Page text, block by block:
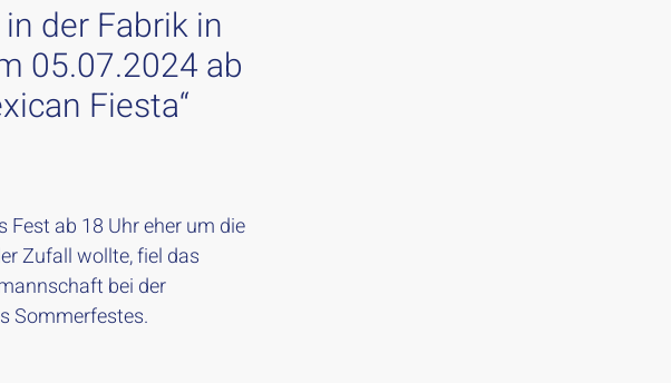
der Fabrik in
05.07.2024 ab
Fiesta“
ab 18 Uhr eher um die
Zufall wollte, fiel das
bei der
Sommerfestes.